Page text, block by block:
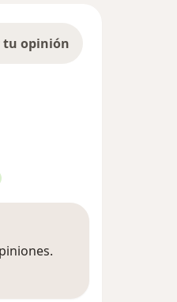
tu opinión